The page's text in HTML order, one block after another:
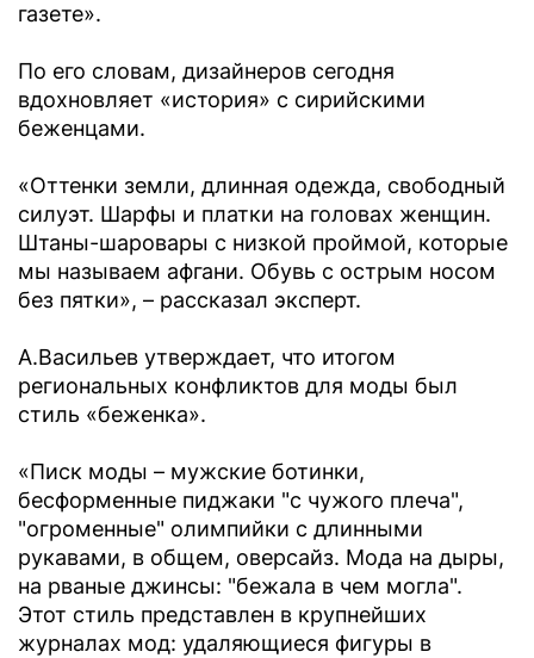
газете».
По его словам, дизайнеров сегодня
вдохновляет «история» с сирийскими
беженцами.
«Оттенки земли, длинная одежда, свободный
силуэт. Шарфы и платки на головах женщин.
Штаны-шаровары с низкой проймой, которые
мы называем афгани. Обувь с острым носом
без пятки», – рассказал эксперт.
А.Васильев утверждает, что итогом
региональных конфликтов для моды был
стиль «беженка».
«Писк моды – мужские ботинки,
бесформенные пиджаки "с чужого плеча",
"огроменные" олимпийки с длинными
рукавами, в общем, оверсайз. Мода на дыры,
на рваные джинсы: "бежала в чем могла".
Этот стиль представлен в крупнейших
журналах мод: удаляющиеся фигуры в